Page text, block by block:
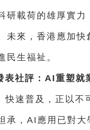
研載荷的雄厚實
未來，香港應加
民生福祉。
表社評：AI重塑
快速普及，正以不
承，AI應用已對